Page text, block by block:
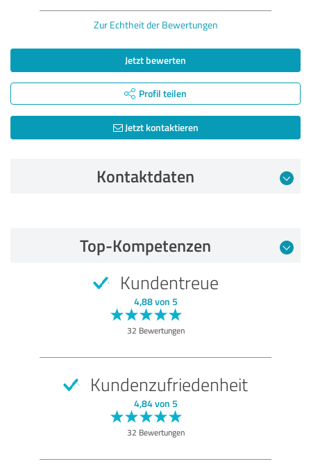
Zur Echtheit der Bewertungen
Jetzt bewerten
Profil teilen
Jetzt kontaktieren
Kontaktdaten
Empfehlung
Durchführung
Top-Kompetenzen
Kundentreue
4,88 von 5
32 Bewertungen
Kundenzufriedenheit
4,84 von 5
32 Bewertungen